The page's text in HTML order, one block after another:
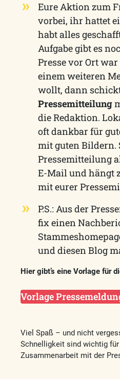
Eure Aktion zum
vorbei, ihr hattet
habt alles
Aufgabe gibt es
Presse vor Ort
einem weiteren
wollt, dann
Pressemitteilung
die Redaktion.
oft dankbar für
mit guten Bildern.
Pressemitteilung
E-Mail und hängt
mit eurer
P.S.: Aus der
fix einen
und diesen Blog
Hier gibt’s eine Vorlage für
Vorlage
Viel Spaß – und nicht
Schnelligkeit sind wichtig
Zusammenarbeit mit der